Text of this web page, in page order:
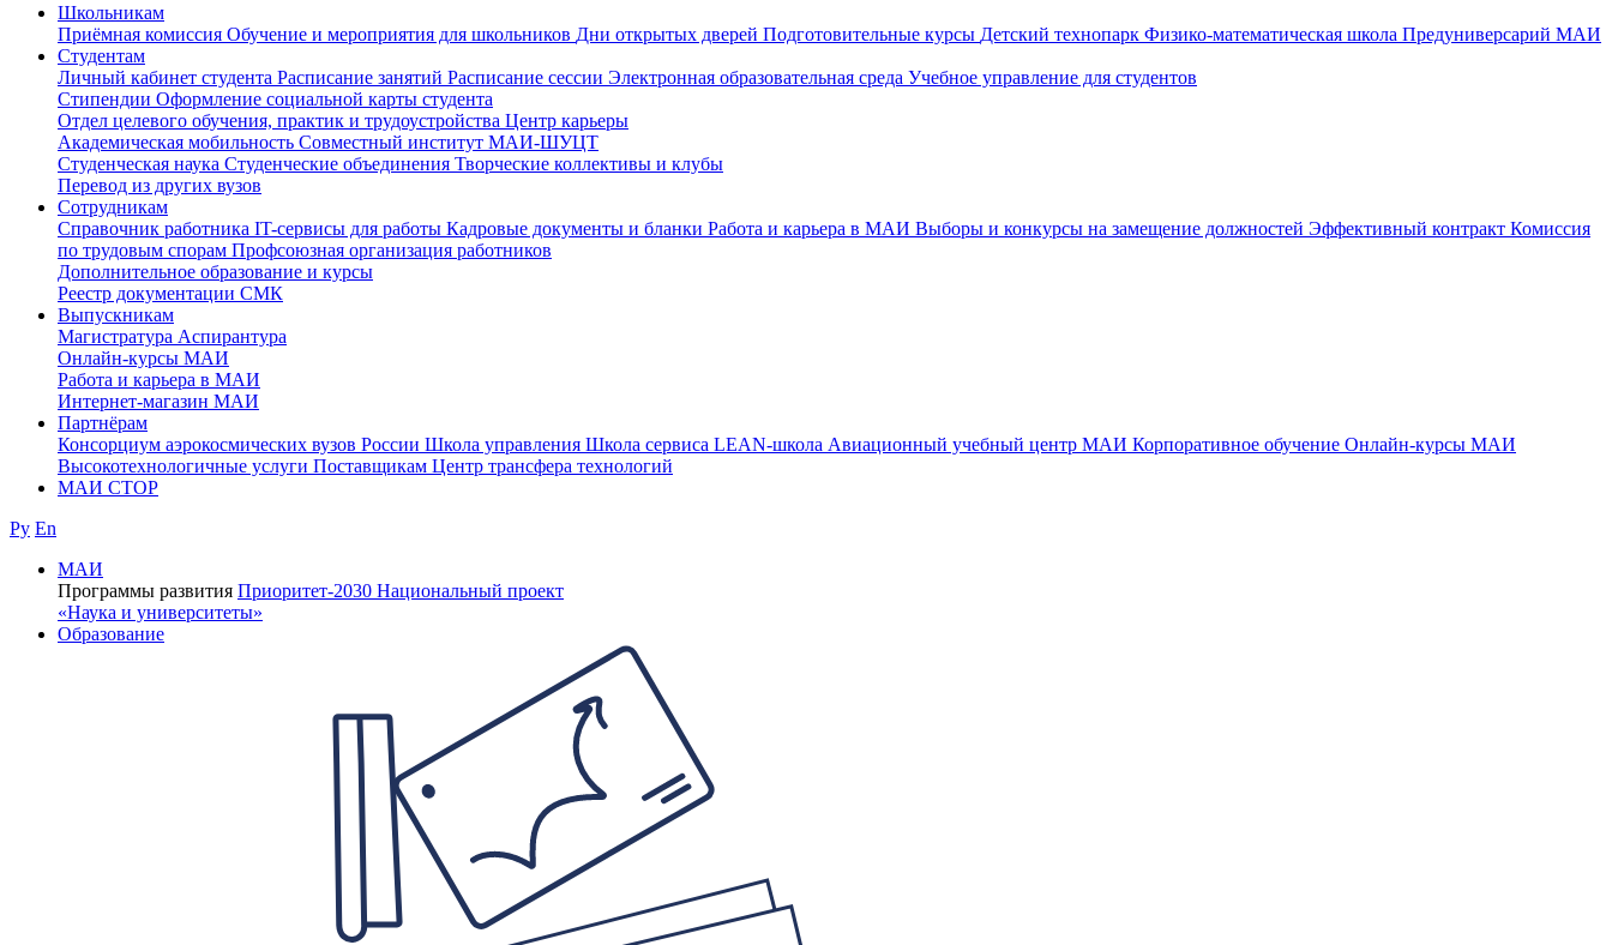
Школьникам
Приёмная комиссия Обучение и мероприятия для школьников Дни открытых дверей Подготовительные курсы Детский технопарк Физико-математическая школа Предуниверсарий МАИ
Студентам
Личный кабинет студента Расписание занятий Расписание сессии Электронная образовательная среда Учебное управление для студентов
Стипендии Оформление социальной карты студента
Отдел целевого обучения, практик и трудоустройства Центр карьеры
Академическая мобильность Совместный институт МАИ-ШУЦТ
Студенческая наука Студенческие объединения Творческие коллективы и клубы
Перевод из других вузов
Сотрудникам
Cправочник работника IT-сервисы для работы Кадровые документы и бланки Работа и карьера в МАИ Выборы и конкурсы на замещение должностей Эффективный контракт Комиссия
по трудовым спорам Профсоюзная организация работников
Дополнительное образование и курсы
Реестр документации СМК
Выпускникам
Магистратура Аспирантура
Онлайн-курсы МАИ
Работа и карьера в МАИ
Интернет-магазин МАИ
Партнёрам
Консорциум аэрокосмических вузов России Школа управления Школа сервиса LEAN-школа Авиационный учебный центр МАИ Корпоративное обучение Онлайн-курсы МАИ
Высокотехнологичные услуги Поставщикам Центр трансфера технологий
МАИ СТОР
Ру En
МАИ
Программы развития Приоритет-2030 Национальный проект
«Наука и университеты»
Образование